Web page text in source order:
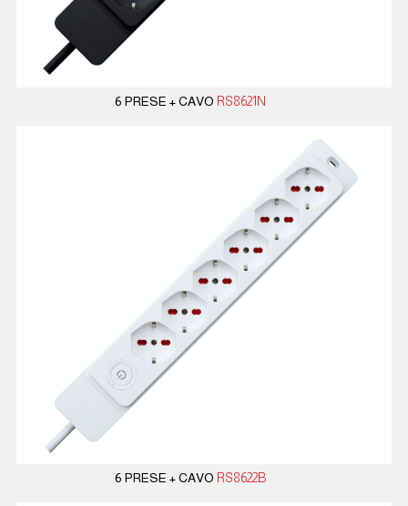
6 PRESE + CAVO RS8621N
6 PRESE + CAVO RS8622B